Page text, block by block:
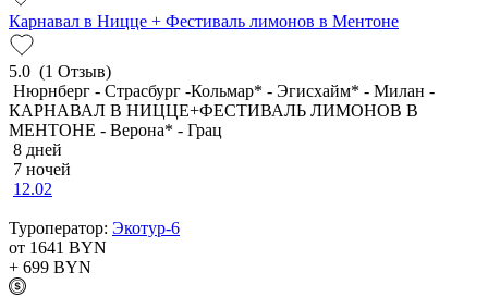
Карнавал в Ницце + Фестиваль лимонов в Ментоне
5.0 (1 Отзыв)
Нюрнберг - Страсбург -Кольмар* - Эгисхайм* - Милан -
КАРНАВАЛ В НИЦЦЕ+ФЕСТИВАЛЬ ЛИМОНОВ В
МЕНТОНЕ - Верона* - Грац
8 дней
7 ночей
12.02
Туроператор: Экотур-6
от 1641 BYN
+ 699 BYN